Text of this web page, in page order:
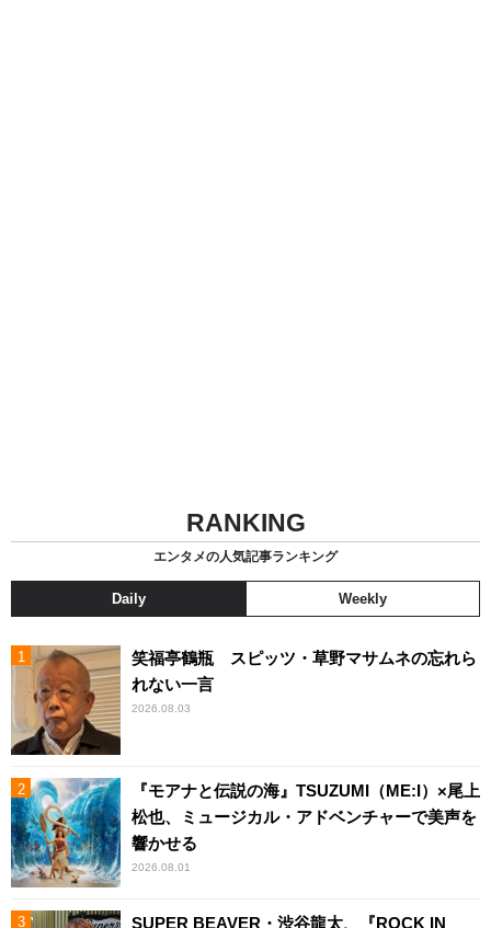
RANKING
エンタメの人気記事ランキング
Daily Weekly
笑福亭鶴瓶 スピッツ・草野マサムネの忘れら
れない一言
2026.08.03
『モアナと伝説の海』TSUZUMI（ME:I）×尾上
松也、ミュージカル・アドベンチャーで美声を
響かせる
2026.08.01
SUPER BEAVER・渋谷龍太、『ROCK IN